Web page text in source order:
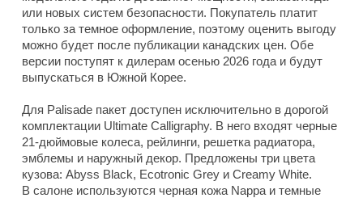
или новых систем безопасности. Покупатель платит
только за темное оформление, поэтому оценить выгоду
можно будет после публикации канадских цен. Обе
версии поступят к дилерам осенью 2026 года и будут
выпускаться в Южной Корее.
Для Palisade пакет доступен исключительно в дорогой
комплектации Ultimate Calligraphy. В него входят черные
21-дюймовые колеса, рейлинги, решетка радиатора,
эмблемы и наружный декор. Предложены три цвета
кузова: Abyss Black, Ecotronic Grey и Creamy White.
В салоне используются черная кожа Nappa и темные